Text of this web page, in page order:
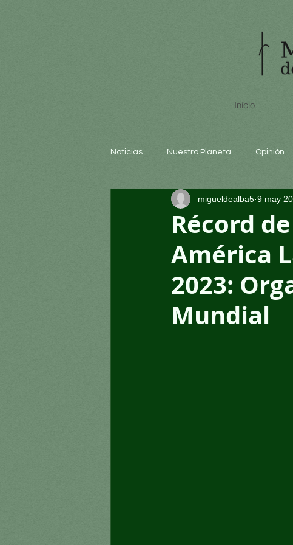
Inicio
Noticias Nuestro Planeta Opinión
Arte y cultura Educación
Récord
América
2023:
Mundial
migueldealba5 9 may